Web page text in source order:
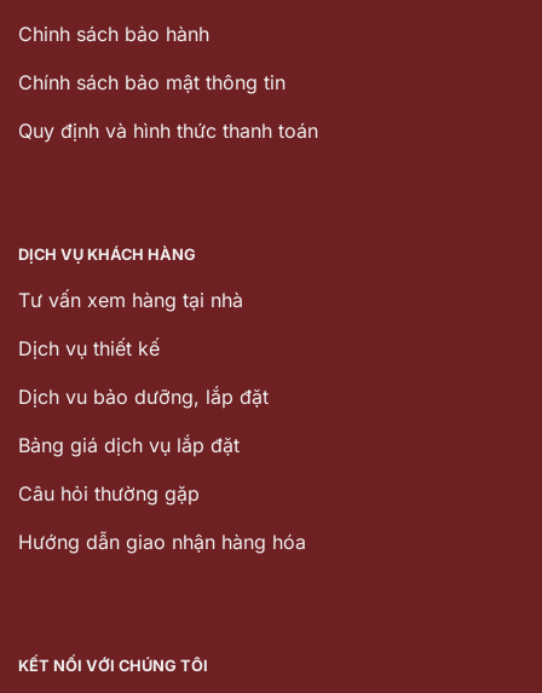
Chinh sách bảo hành
Chính sách bảo mật thông tin
Quy định và hình thức thanh toán
DỊCH VỤ KHÁCH HÀNG
Tư vấn xem hàng tại nhà
Dịch vụ thiết kế
Dịch vu bảo dưỡng, lắp đặt
Bảng giá dịch vụ lắp đặt
Câu hỏi thường gặp
Hướng dẫn giao nhận hàng hóa
KẾT NỐI VỚI CHÚNG TÔI